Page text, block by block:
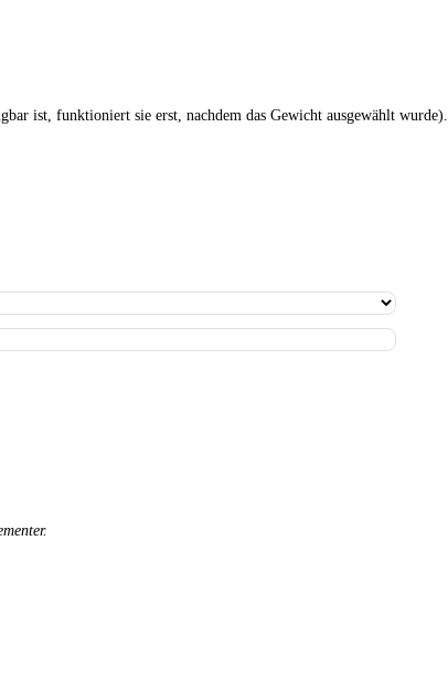
ist, funktioniert sie erst, nachdem das Gewicht ausgewählt wurde).